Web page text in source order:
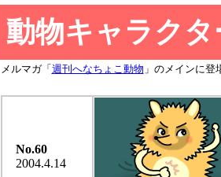
動物キャラクタ
メルマガ「 週刊へなちょこ動物 」のメインに登
No.60
2004.4.14